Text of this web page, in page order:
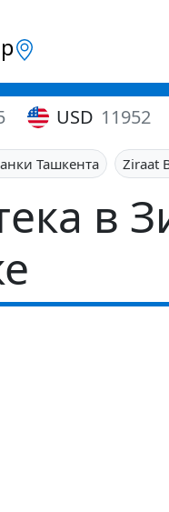
USD 11952
Ташкента Ziraat
в